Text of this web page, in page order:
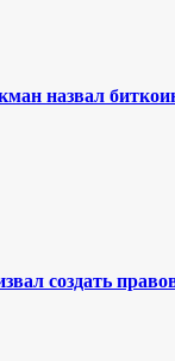
назвал
создать